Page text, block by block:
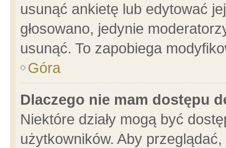
usunąć ankietę lub edytować
głosowano, jedynie
usunąć. To zapobiega
Góra
Dlaczego nie mam dostępu
Niektóre działy mogą być
użytkowników. Aby